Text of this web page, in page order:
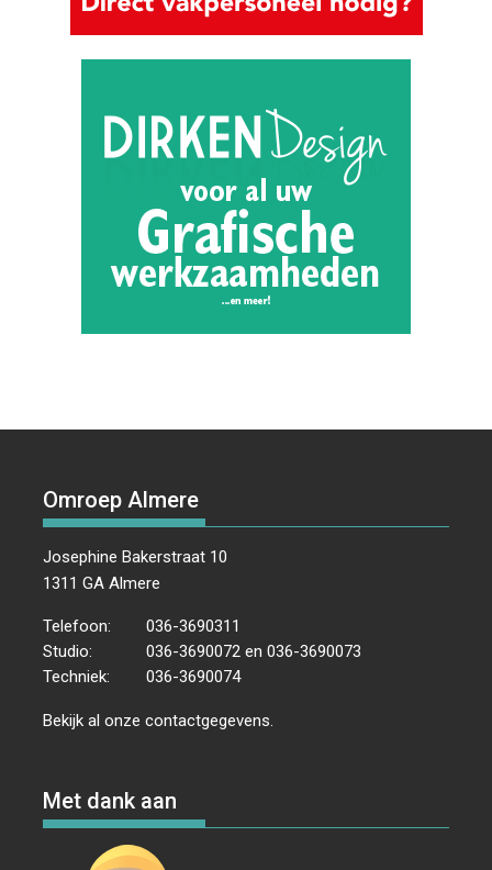
Omroep Almere
Josephine Bakerstraat 10
1311 GA Almere
Telefoon:
036-3690311
Studio:
036-3690072 en 036-3690073
Techniek:
036-3690074
Bekijk al onzecontactgegevens
Met dank aan